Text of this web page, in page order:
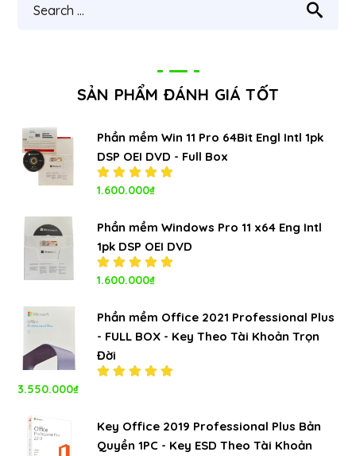
SẢN PHẨM ĐÁNH GIÁ TỐT
Phần mềm Win 11 Pro 64Bit Engl Intl 1pk
DSP OEI DVD - Full Box
Được xếp
sao
1.600.000₫
Phần mềm Windows Pro 11 x64 Eng Intl
1pk DSP OEI DVD
Được xếp
sao
1.600.000₫
Phần mềm Office 2021 Professional Plus
- FULL BOX - Key Theo Tài Khoản Trọn
Đời
sao
3.550.000₫
Key Office 2019 Professional Plus Bản
Quyền 1PC - Key ESD Theo Tài Khoản